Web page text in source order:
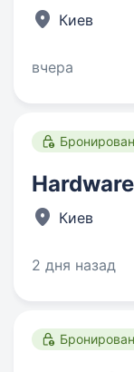
Киев
вчера
Киев
2 дня назад